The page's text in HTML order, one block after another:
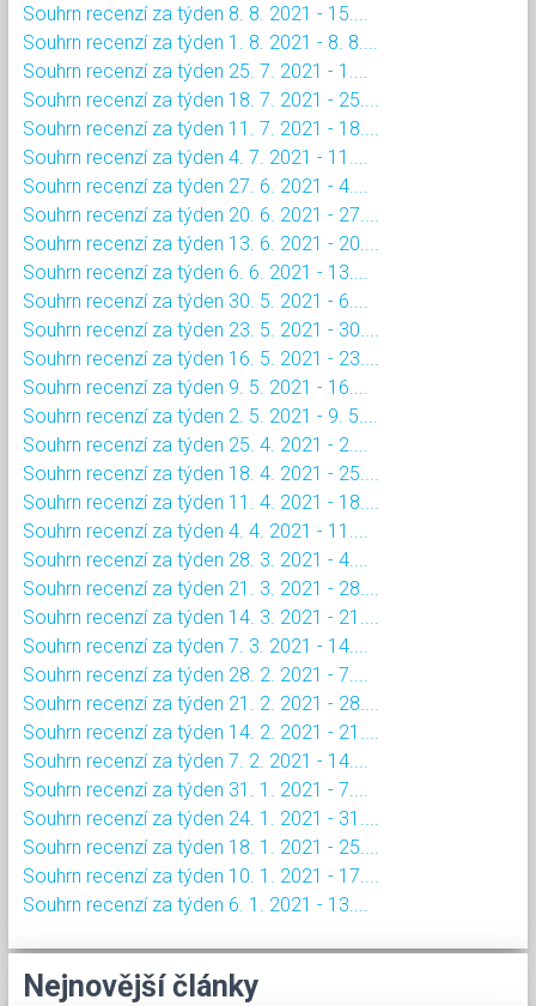
Souhrn recenzí za týden 8. 8. 2021 - 15....
Souhrn recenzí za týden 1. 8. 2021 - 8. 8....
Souhrn recenzí za týden 25. 7. 2021 - 1....
Souhrn recenzí za týden 18. 7. 2021 - 25....
Souhrn recenzí za týden 11. 7. 2021 - 18....
Souhrn recenzí za týden 4. 7. 2021 - 11....
Souhrn recenzí za týden 27. 6. 2021 - 4....
Souhrn recenzí za týden 20. 6. 2021 - 27....
Souhrn recenzí za týden 13. 6. 2021 - 20....
Souhrn recenzí za týden 6. 6. 2021 - 13....
Souhrn recenzí za týden 30. 5. 2021 - 6....
Souhrn recenzí za týden 23. 5. 2021 - 30....
Souhrn recenzí za týden 16. 5. 2021 - 23....
Souhrn recenzí za týden 9. 5. 2021 - 16....
Souhrn recenzí za týden 2. 5. 2021 - 9. 5....
Souhrn recenzí za týden 25. 4. 2021 - 2....
Souhrn recenzí za týden 18. 4. 2021 - 25....
Souhrn recenzí za týden 11. 4. 2021 - 18....
Souhrn recenzí za týden 4. 4. 2021 - 11....
Souhrn recenzí za týden 28. 3. 2021 - 4....
Souhrn recenzí za týden 21. 3. 2021 - 28....
Souhrn recenzí za týden 14. 3. 2021 - 21....
Souhrn recenzí za týden 7. 3. 2021 - 14....
Souhrn recenzí za týden 28. 2. 2021 - 7....
Souhrn recenzí za týden 21. 2. 2021 - 28....
Souhrn recenzí za týden 14. 2. 2021 - 21....
Souhrn recenzí za týden 7. 2. 2021 - 14....
Souhrn recenzí za týden 31. 1. 2021 - 7....
Souhrn recenzí za týden 24. 1. 2021 - 31....
Souhrn recenzí za týden 18. 1. 2021 - 25....
Souhrn recenzí za týden 10. 1. 2021 - 17....
Souhrn recenzí za týden 6. 1. 2021 - 13....
Nejnovější články